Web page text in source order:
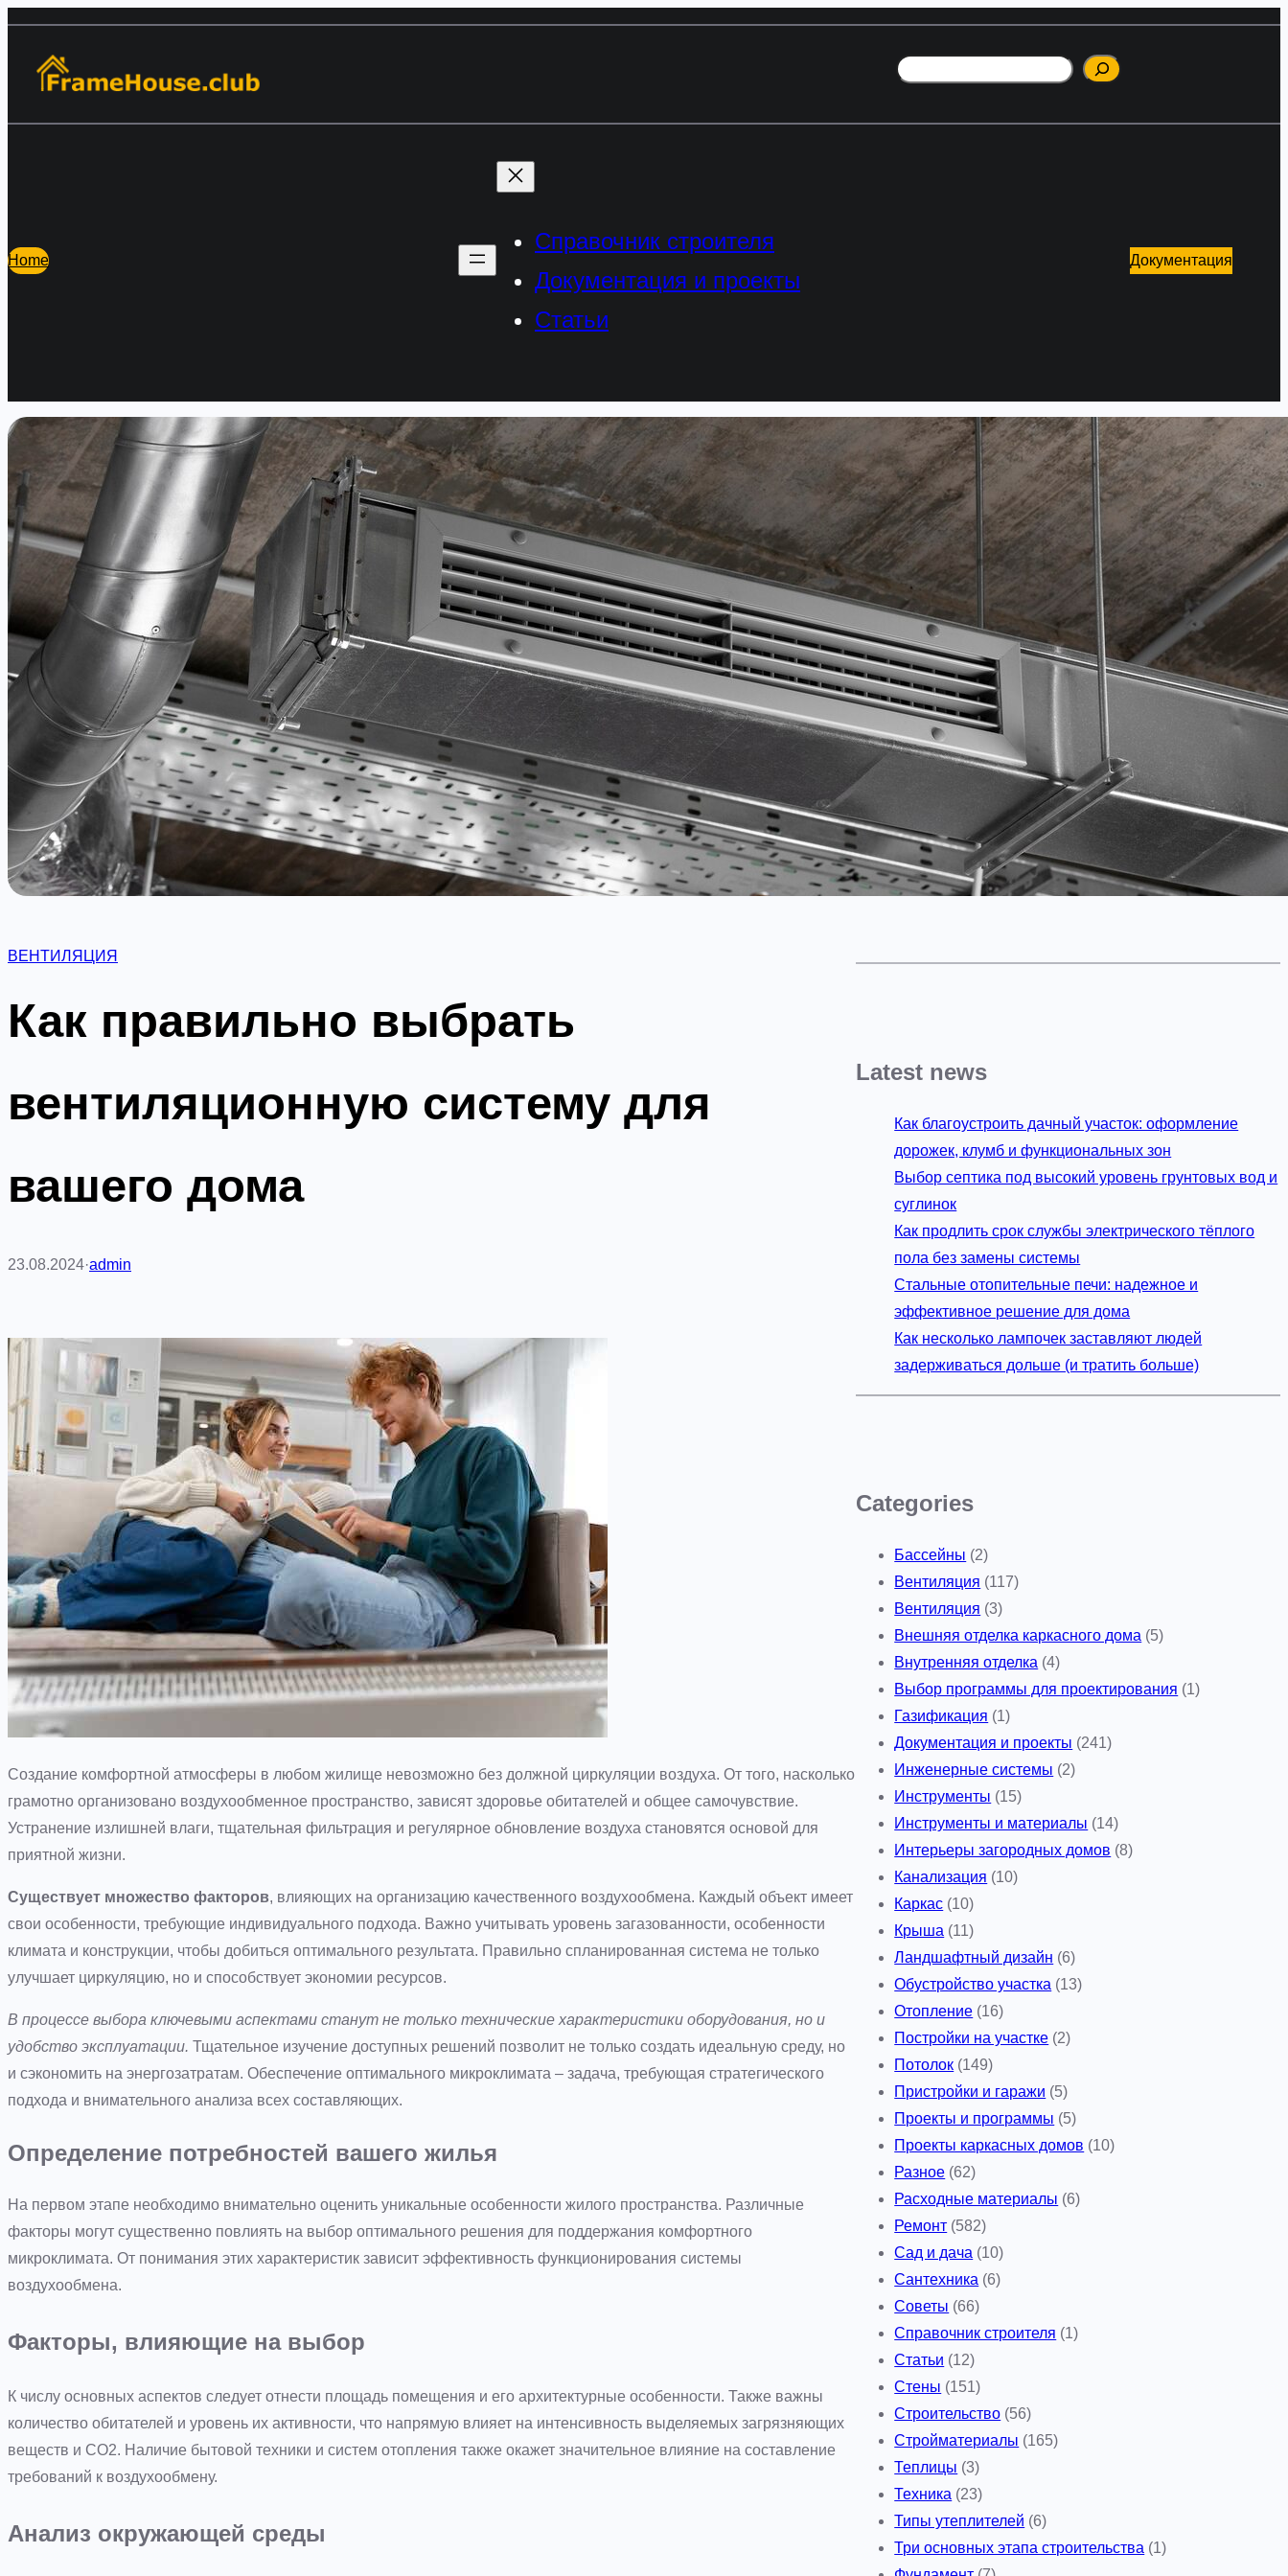
содержимому
Поиск
Home
Справочник строителя
Документация и проекты
Статьи
Документация
ВЕНТИЛЯЦИЯ
Как правильно выбрать
вентиляционную систему для
вашего дома
23.08.2024·admin
Создание комфортной атмосферы в любом жилище невозможно без должной циркуляции воздуха. От того, насколько
грамотно организовано воздухообменное пространство, зависят здоровье обитателей и общее самочувствие.
Устранение излишней влаги, тщательная фильтрация и регулярное обновление воздуха становятся основой для
приятной жизни.
Существует множество факторов, влияющих на организацию качественного воздухообмена. Каждый объект имеет
свои особенности, требующие индивидуального подхода. Важно учитывать уровень загазованности, особенности
климата и конструкции, чтобы добиться оптимального результата. Правильно спланированная система не только
улучшает циркуляцию, но и способствует экономии ресурсов.
В процессе выбора ключевыми аспектами станут не только технические характеристики оборудования, но и
удобство эксплуатации. Тщательное изучение доступных решений позволит не только создать идеальную среду, но
и сэкономить на энергозатратам. Обеспечение оптимального микроклимата – задача, требующая стратегического
подхода и внимательного анализа всех составляющих.
Определение потребностей вашего жилья
На первом этапе необходимо внимательно оценить уникальные особенности жилого пространства. Различные
факторы могут существенно повлиять на выбор оптимального решения для поддержания комфортного
микроклимата. От понимания этих характеристик зависит эффективность функционирования системы
воздухообмена.
Факторы, влияющие на выбор
К числу основных аспектов следует отнести площадь помещения и его архитектурные особенности. Также важны
количество обитателей и уровень их активности, что напрямую влияет на интенсивность выделяемых загрязняющих
веществ и CO2. Наличие бытовой техники и систем отопления также окажет значительное влияние на составление
требований к воздухообмену.
Анализ окружающей среды
Latest news
Как благоустроить дачный участок: оформление
дорожек, клумб и функциональных зон
Выбор септика под высокий уровень грунтовых вод и
суглинок
Как продлить срок службы электрического тёплого
пола без замены системы
Стальные отопительные печи: надежное и
эффективное решение для дома
Как несколько лампочек заставляют людей
задерживаться дольше (и тратить больше)
Categories
Бассейны (2)
Вентиляция (117)
Вентиляция (3)
Внешняя отделка каркасного дома (5)
Внутренняя отделка (4)
Выбор программы для проектирования (1)
Газификация (1)
Документация и проекты (241)
Инженерные системы (2)
Инструменты (15)
Инструменты и материалы (14)
Интерьеры загородных домов (8)
Канализация (10)
Каркас (10)
Крыша (11)
Ландшафтный дизайн (6)
Обустройство участка (13)
Отопление (16)
Постройки на участке (2)
Потолок (149)
Пристройки и гаражи (5)
Проекты и программы (5)
Проекты каркасных домов (10)
Разное (62)
Расходные материалы (6)
Ремонт (582)
Сад и дача (10)
Сантехника (6)
Советы (66)
Справочник строителя (1)
Статьи (12)
Стены (151)
Строительство (56)
Стройматериалы (165)
Теплицы (3)
Техника (23)
Типы утеплителей (6)
Три основных этапа строительства (1)